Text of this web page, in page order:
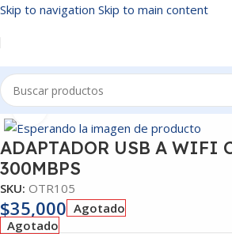
Skip to navigation Skip to main content
Inicio/OTROS
Click to enlarge
ADAPTADOR USB A WIFI
300MBPS
SKU: OTR105
$35,000 Agotado
Agotado